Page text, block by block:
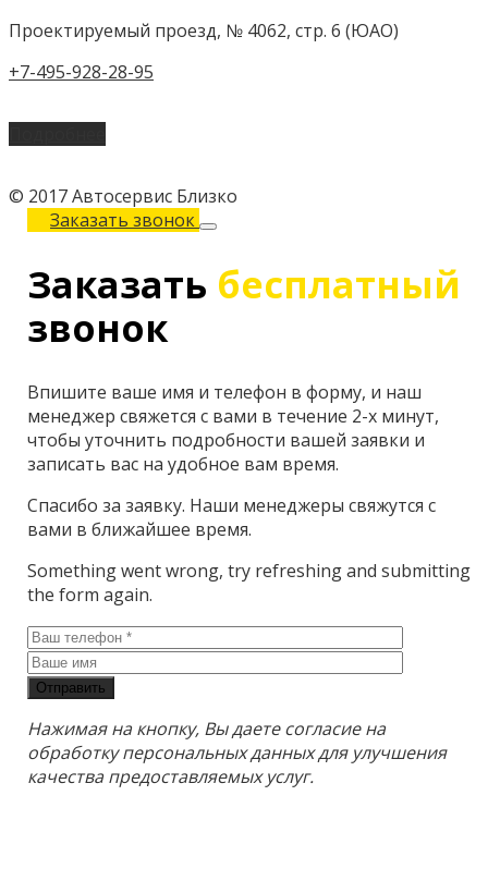
Проектируемый проезд, № 4062, стр. 6 (ЮАО)
+7-495-928-28-95
© 2017 Автосервис Близко
Заказать звонок
Заказать бесплатный
звонок
Впишите ваше имя и телефон в форму, и наш
менеджер свяжется с вами в течение 2-х минут,
чтобы уточнить подробности вашей заявки и
записать вас на удобное вам время.
Спасибо за заявку. Наши менеджеры свяжутся с
вами в ближайшее время.
Something went wrong, try refreshing and submitting
the form again.
Отправить
Нажимая на кнопку, Вы даете согласие на
обработку персональных данных для улучшения
качества предоставляемых услуг.